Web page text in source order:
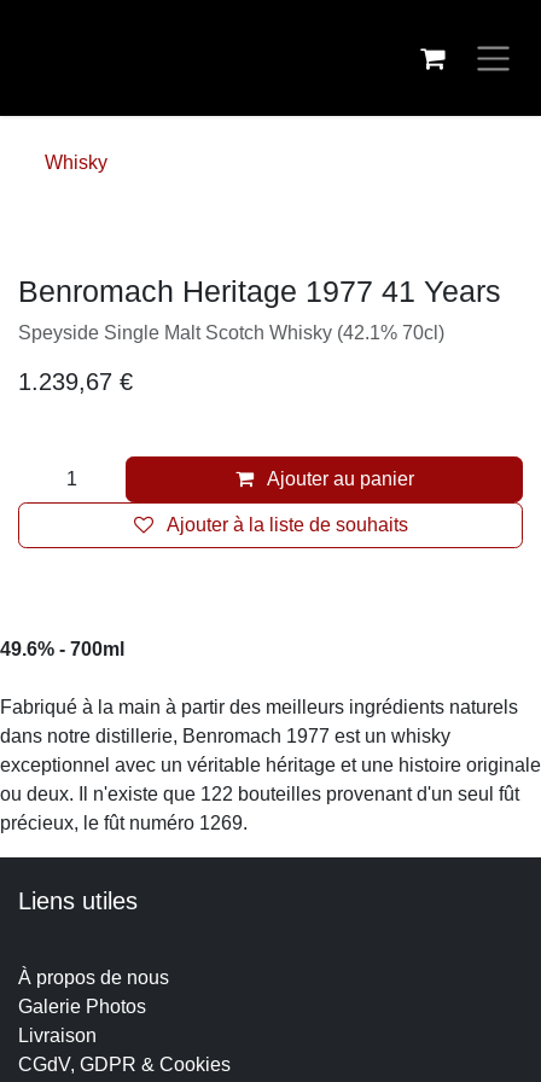
Whisky
Benromach Heritage 1977 41 Years
Speyside Single Malt Scotch Whisky (42.1% 70cl)
1.239,67 €
Ajouter au panier
Ajouter à la liste de souhaits
49.6% - 700ml
Fabriqué à la main à partir des meilleurs ingrédients naturels
dans notre distillerie, Benromach 1977 est un whisky
exceptionnel avec un véritable héritage et une histoire originale
ou deux. Il n'existe que 122 bouteilles provenant d'un seul fût
précieux, le fût numéro 1269.
Liens utiles
À propos de nous
Galerie Photos
Livraison
CGdV, GDPR & Cookies